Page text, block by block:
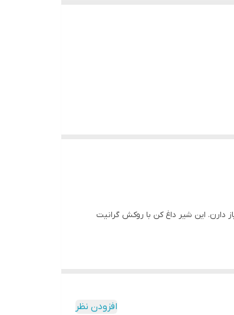
این شیر داغ کن با روکش گرانیت
افزودن نظر